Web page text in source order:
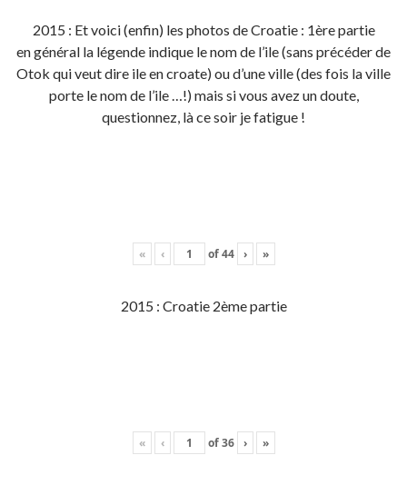
2015 : Et voici (enfin) les photos de Croatie : 1ère partie
en général la légende indique le nom de l’ile (sans précéder de
Otok qui veut dire ile en croate) ou d’une ville (des fois la ville
porte le nom de l’ile …!) mais si vous avez un doute,
questionnez, là ce soir je fatigue !
« ‹ of44 › »
2015 : Croatie 2ème partie
« ‹ of36 › »